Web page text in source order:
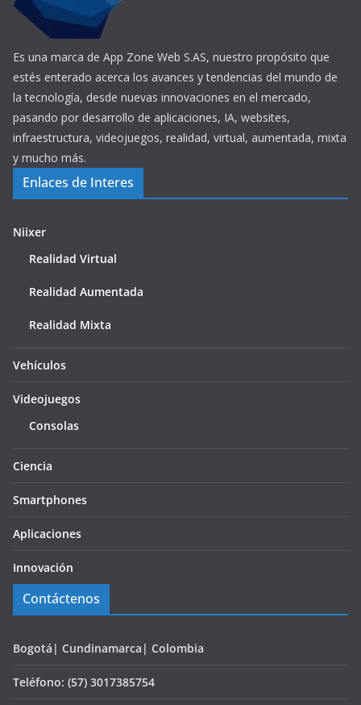
Es una marca de App Zone Web S.AS, nuestro propósito que
estés enterado acerca los avances y tendencias del mundo de
la tecnología, desde nuevas innovaciones en el mercado,
pasando por desarrollo de aplicaciones, IA, websites,
infraestructura, videojuegos, realidad, virtual, aumentada, mixta
y mucho más.
Enlaces de Interes
Niixer
Realidad Virtual
Realidad Aumentada
Realidad Mixta
Vehículos
Videojuegos
Consolas
Ciencia
Smartphones
Aplicaciones
Innovación
Contáctenos
Bogotá| Cundinamarca| Colombia
Teléfono: (57) 3017385754